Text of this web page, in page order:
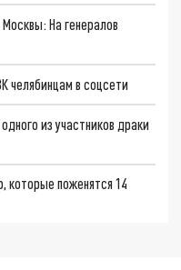
На генералов
челябинцам в соцсети
из участников драки
которые поженятся 14